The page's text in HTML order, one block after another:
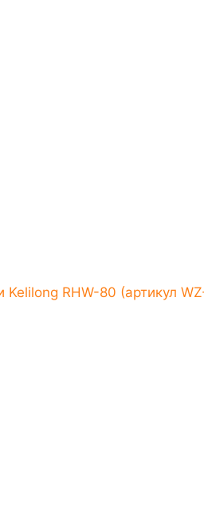
RHW-80 (артикул